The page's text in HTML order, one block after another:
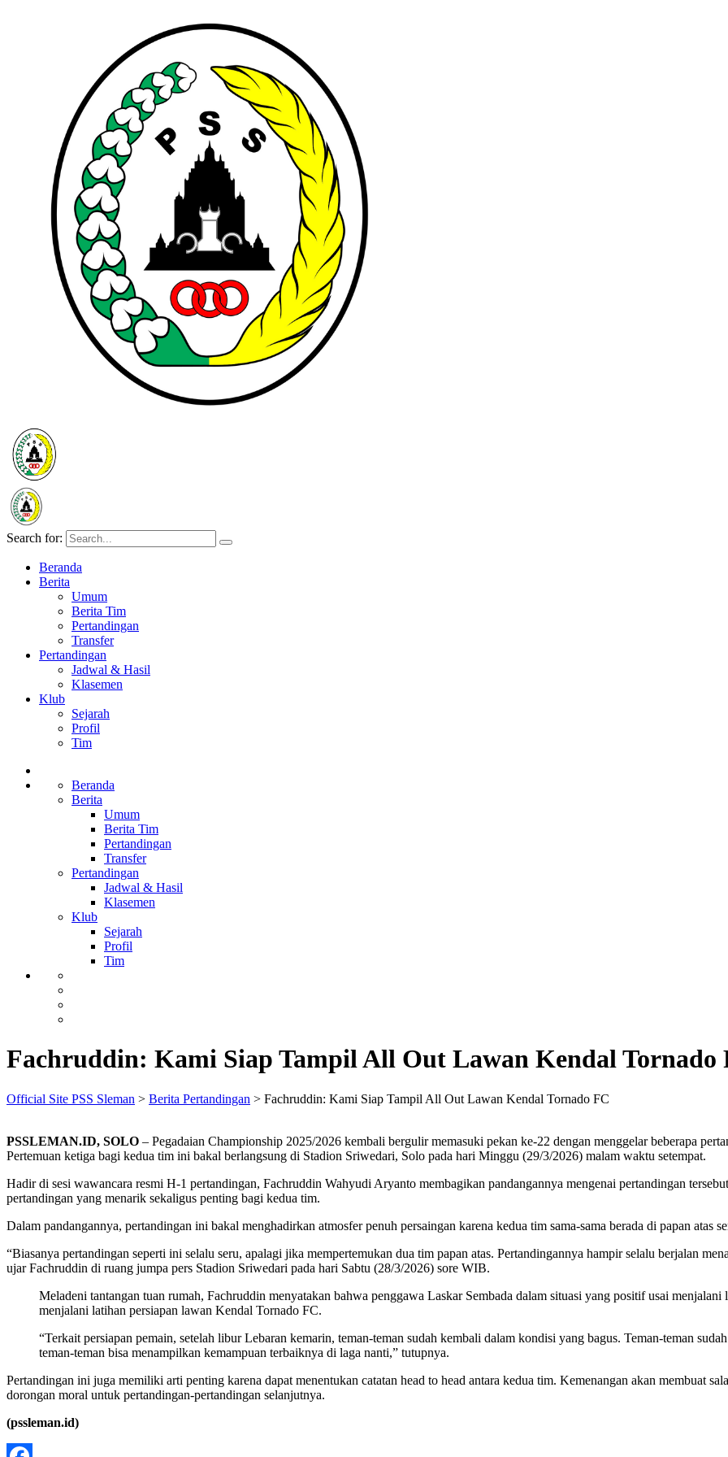
Search for:
Beranda
Berita
Umum
Berita Tim
Pertandingan
Transfer
Pertandingan
Jadwal & Hasil
Klasemen
Klub
Sejarah
Profil
Tim
Beranda
Berita
Umum
Berita Tim
Pertandingan
Transfer
Pertandingan
Jadwal & Hasil
Klasemen
Klub
Sejarah
Profil
Tim
Fachruddin: Kami Siap Tampil All Out Lawan Kendal Tornado
Official Site PSS Sleman > Berita Pertandingan > Fachruddin: Kami Siap Tampil All Out Lawan Kendal Tornado FC
PSSLEMAN.ID, SOLO – Pegadaian Championship 2025/2026 kembali bergulir memasuki pekan ke-22 dengan menggelar beberapa
Pertemuan ketiga bagi kedua tim ini bakal berlangsung di Stadion Sriwedari, Solo pada hari Minggu (29/3/2026) malam waktu setempat.
Hadir di sesi wawancara resmi H-1 pertandingan, Fachruddin Wahyudi Aryanto membagikan pandangannya mengenai pertandingan
pertandingan yang menarik sekaligus penting bagi kedua tim.
Dalam pandangannya, pertandingan ini bakal menghadirkan atmosfer penuh persaingan karena kedua tim sama-sama berada di papan atas
“Biasanya pertandingan seperti ini selalu seru, apalagi jika mempertemukan dua tim papan atas. Pertandingannya hampir selalu berjalan
ujar Fachruddin di ruang jumpa pers Stadion Sriwedari pada hari Sabtu (28/3/2026) sore WIB.
Meladeni tantangan tuan rumah, Fachruddin menyatakan bahwa penggawa Laskar Sembada dalam situasi yang positif usai
menjalani latihan persiapan lawan Kendal Tornado FC.
“Terkait persiapan pemain, setelah libur Lebaran kemarin, teman-teman sudah kembali dalam kondisi yang bagus. Teman-teman
teman-teman bisa menampilkan kemampuan terbaiknya di laga nanti,” tutupnya.
Pertandingan ini juga memiliki arti penting karena dapat menentukan catatan head to head antara kedua tim. Kemenangan akan membuat
dorongan moral untuk pertandingan-pertandingan selanjutnya.
(pssleman.id)